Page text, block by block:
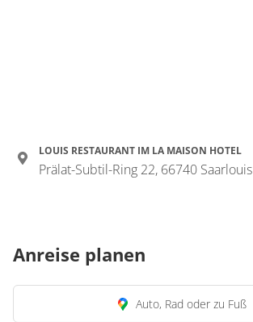
LOUIS RESTAURANT IM LA MAISON HOTEL
Prälat-Subtil-Ring 22, 66740 Saarlouis
Anreise planen
Auto, Rad oder zu Fuß